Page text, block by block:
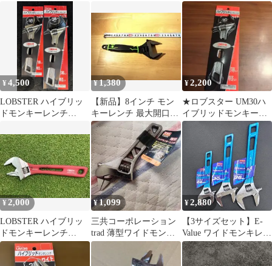
プ 30mm
SK11 ワイドモンキレン
チ 30mm SPD-30WMP
高級感抜群
¥4,500
LOBSTER ハイブリッ
ドモンキーレンチ
¥1,380
【新品】8インチ モン
キーレンチ 最大開口
30mm DIY 水回り 工具
¥2,200
★ロブスター UM30ハ
イブリッドモンキーレ
ンチ 30mm★
¥2,000
LOBSTER ハイブリッ
ドモンキーレンチ
UM30XD
¥1,099
三共コーポレーション
trad 薄型ワイドモンキ
ーレンチ 30mm
¥2,880
【3サイズセット】E-
Value ワイドモンキレン
チ 24・30・36mm 薄型
軽量 DIY 整備